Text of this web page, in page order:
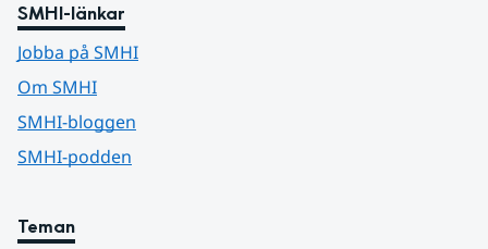
SMHI-länkar
Jobba på SMHI
Om SMHI
SMHI-bloggen
SMHI-podden
Teman